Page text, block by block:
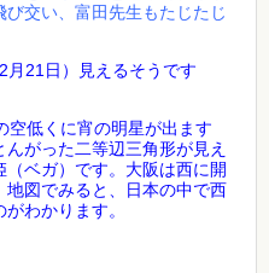
交い、富田先生もたじたじ
月21日）見えるそうです
空低くに宵の明星が出ます
がった二等辺三角形が見え
（ベガ）です。大阪は西に開
図でみると、日本の中で西
わかります。